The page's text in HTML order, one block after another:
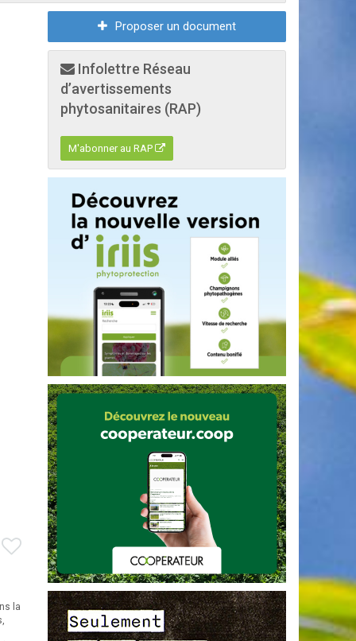
la
Proposer un document
Infolettre Réseau
d’avertissements
phytosanitaires (RAP)
M'abonner au RAP